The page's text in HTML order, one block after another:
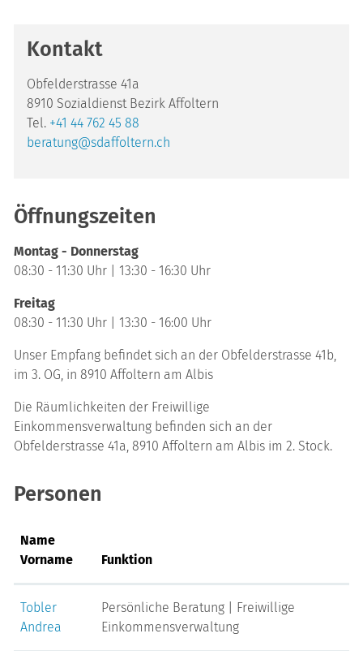
Kontakt
Obfelderstrasse 41a
8910 Sozialdienst Bezirk Affoltern
Tel. +41 44 762 45 88
beratung@sdaffoltern.ch
Öffnungszeiten
Montag - Donnerstag
08:30 - 11:30 Uhr | 13:30 - 16:30 Uhr
Freitag
08:30 - 11:30 Uhr | 13:30 - 16:00 Uhr
Unser Empfang befindet sich an der Obfelderstrasse 41b,
im 3. OG, in 8910 Affoltern am Albis
Die Räumlichkeiten der Freiwillige
Einkommensverwaltung befinden sich an der
Obfelderstrasse 41a, 8910 Affoltern am Albis im 2. Stock.
Personen
Name
Vorname
Funktion
Tobler
Andrea
Persönliche Beratung | Freiwillige
Einkommensverwaltung